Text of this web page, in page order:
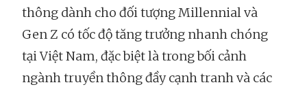
thông dành cho đối tượng Millennial và
Gen Z có tốc độ tăng trưởng nhanh chóng
tại Việt Nam, đặc biệt là trong bối cảnh
ngành truyền thông đầy cạnh tranh và các